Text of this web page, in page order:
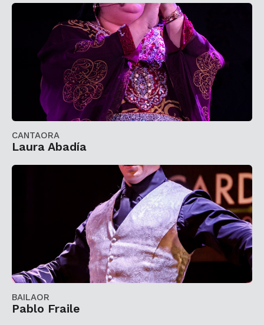
CANTAORA
Laura Abadía
BAILAOR
Pablo Fraile